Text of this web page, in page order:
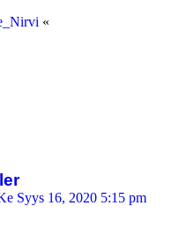
«
Syys 16, 2020 5:15 pm